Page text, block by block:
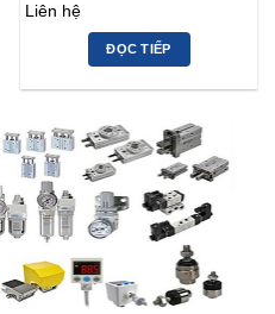
Liên hệ
ĐỌC TIẾP